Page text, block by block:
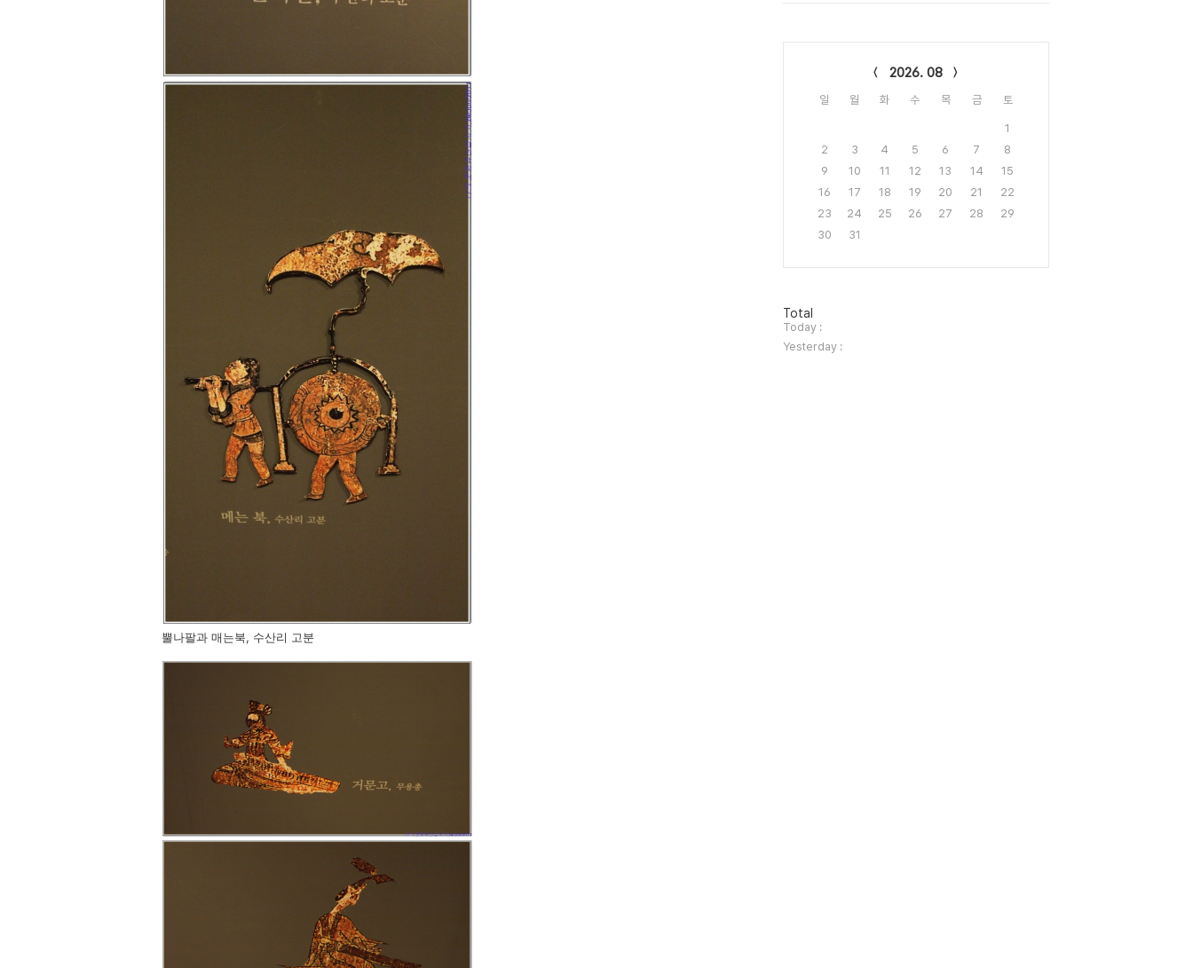
뿔나팔과 매는북, 수산리 고분
2026. 08
일 월 화 수 목 금 토
1
2
3 4 5 6 7
8
9
10 11 12 13 14
15
16
17 18 19 20 21
22
23
24 25 26 27 28
29
30
31
방
문
자
수
Total
Today :
Yesterday :